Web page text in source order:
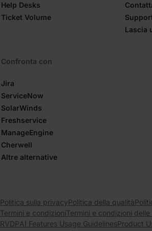
Help Desks
Ticket Volume
Lascia
Confronta con
Jira
ServiceNow
SolarWinds
Freshservice
ManageEngine
Cherwell
Altre alternative
Politica sulla privacyPolitica della qualità
Termini e condizioniTermini e condizioni delle
RVDPAI Features Usage GuidelinesProduct